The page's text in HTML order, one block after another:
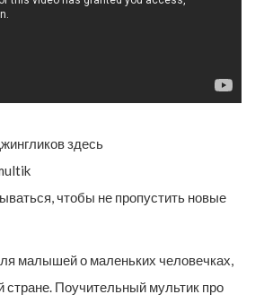
здесь
чтобы не пропустить новые
малышей о маленьких человечках,
Поучительный мультик про